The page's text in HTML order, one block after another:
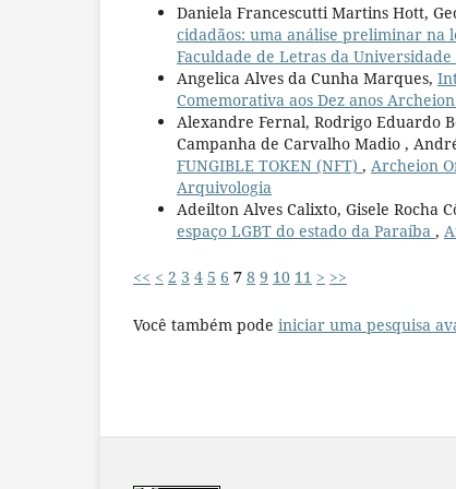
Daniela Francescutti Martins Hott,
cidadãos: uma análise preliminar na
Faculdade de Letras da
Angelica Alves da Cunha Marques,
Comemorativa aos Dez anos
Alexandre Fernal, Rodrigo Eduardo
Campanha de Carvalho Madio ,
FUNGIBLE TOKEN (NFT) , Archeion
Arquivologia
Adeilton Alves Calixto, Gisele Rocha
espaço LGBT do estado da Paraíba ,
<< < 2 3 4 5 6 7 8 9 10 11 > >>
Você também pode iniciar uma pesquisa